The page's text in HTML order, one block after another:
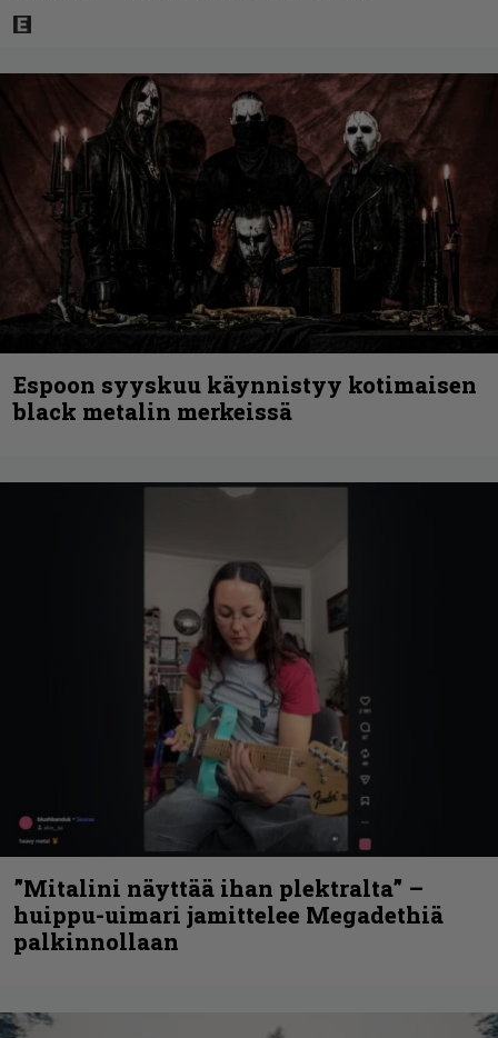
Espoon syyskuu käynnistyy kotimaisen
black metalin merkeissä
”Mitalini näyttää ihan plektralta” –
huippu-uimari jamittelee Megadethiä
palkinnollaan